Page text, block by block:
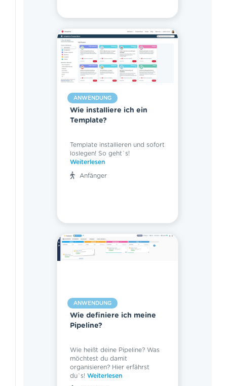
ANWENDUNG
Wie installiere ich ein
Template?
Template installieren und sofort
loslegen! So geht`s!
Weiterlesen
Anfänger
ANWENDUNG
Wie definiere ich meine
Pipeline?
Wie heißt deine Pipeline? Was
möchtest du damit
organisieren? Hier erfährst
du`s! Weiterlesen